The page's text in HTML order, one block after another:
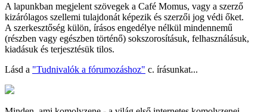
A lapunkban megjelent szövegek a Café Momus, vagy a szerző
kizárólagos szellemi tulajdonát képezik és szerzői jog védi őket.
A szerkesztőség külön, írásos engedélye nélkül mindennemű
(részben vagy egészben történő) sokszorosításuk, felhasználásuk,
kiadásuk és terjesztésük tilos.
Lásd a "Tudnivalók a fórumozáshoz" c. írásunkat...